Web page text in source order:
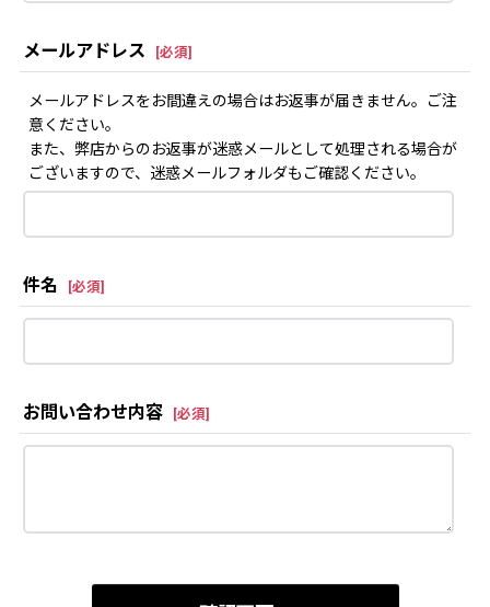
メールアドレス [必須]
メールアドレスをお間違えの場合はお返事が届きません。ご注
意ください。
また、弊店からのお返事が迷惑メールとして処理される場合が
ございますので、迷惑メールフォルダもご確認ください。
件名 [必須]
お問い合わせ内容 [必須]